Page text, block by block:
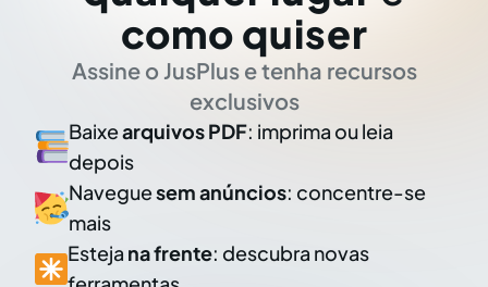
como quiser
Assine o JusPlus e tenha recursos
exclusivos
Baixearquivos PDF: imprima ou leia
depois
Naveguesem anúncios: concentre-se
mais
Esteja na frente: descubra novas